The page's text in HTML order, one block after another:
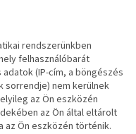
rendszerünkben
felhasználóbarát
(IP-cím, a böngészés
sorrendje) nem kerülnek
az Ön eszközén
az Ön által eltárolt
Ön eszközén történik.